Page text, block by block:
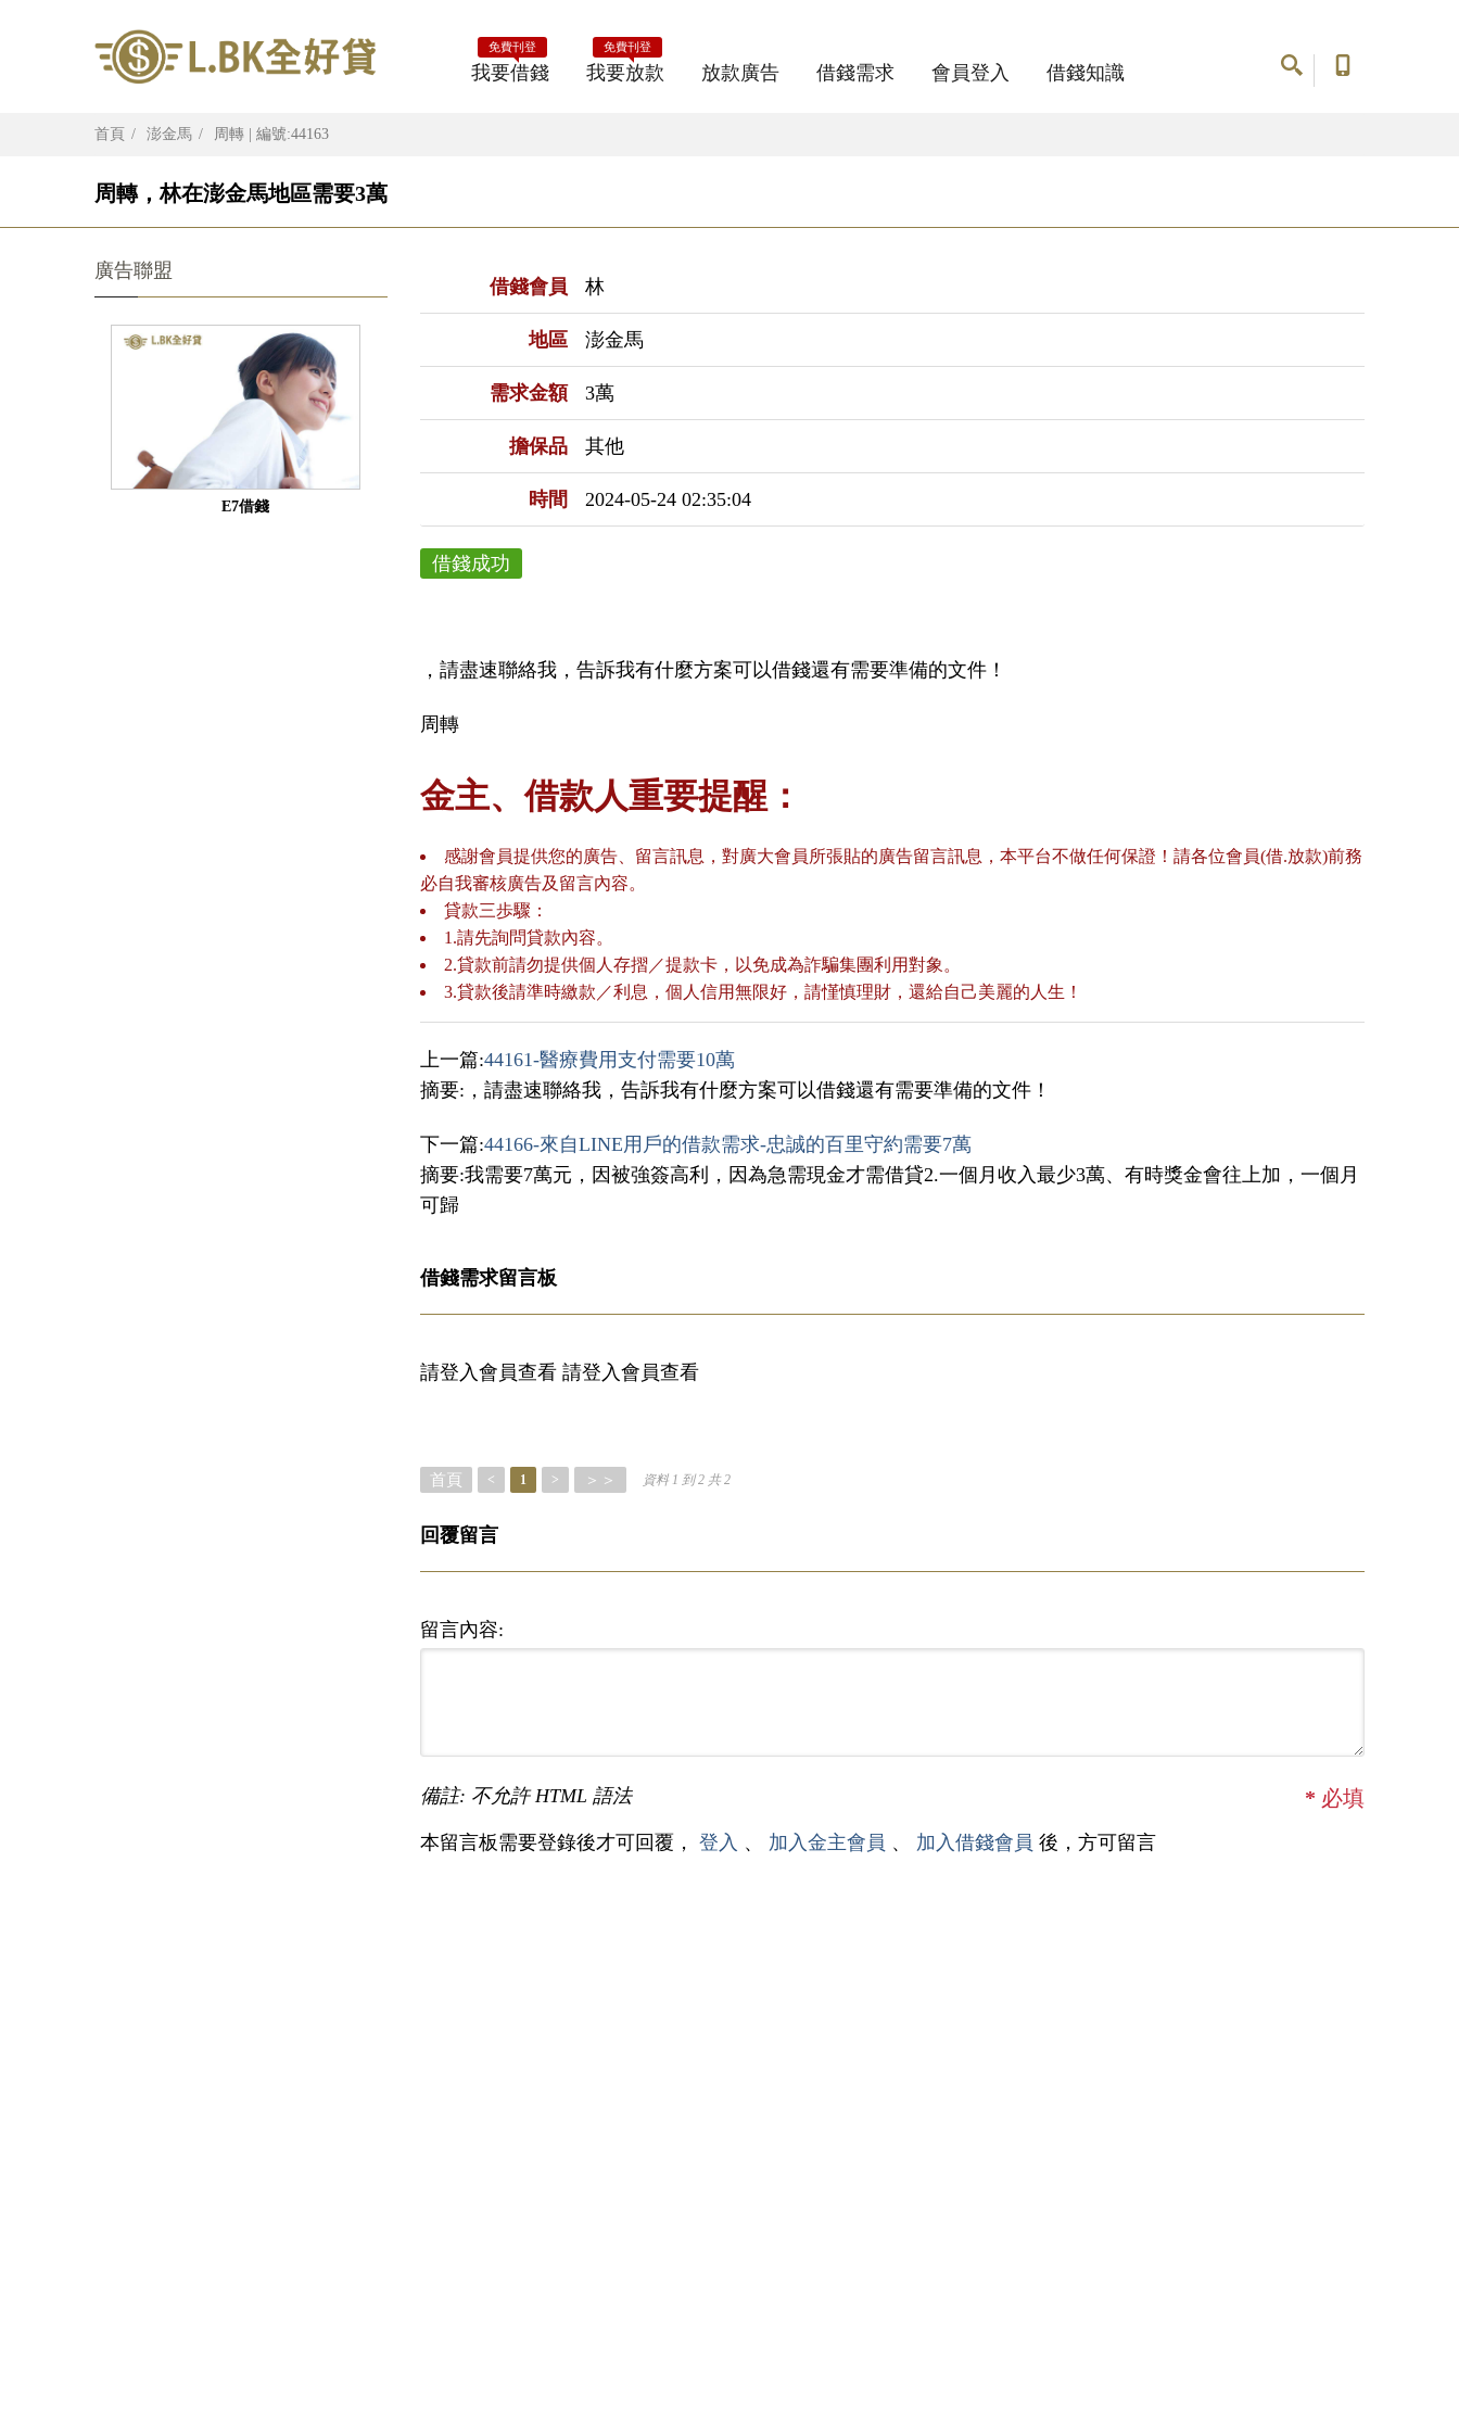
我要借錢
免費刊登
我要放款
免費刊登
放款廣告 借錢需求 會員登入 借錢知識
首頁 澎金馬 周轉 | 編號:44163
周轉，林在澎金馬地區需要3萬
借錢會員 林
地區 澎金馬
需求金額 3萬
擔保品 其他
時間 2024-05-24 02:35:04
借錢成功
，請盡速聯絡我，告訴我有什麼方案可以借錢還有需要準備的文件！
周轉
金主、借款人重要提醒：
感謝會員提供您的廣告、留言訊息，對廣大會員所張貼的廣告留言訊息，本平台不做任何保證！請各位會員(借.放款)前務
必自我審核廣告及留言內容。
貸款三歩驟：
1.請先詢問貸款內容。
2.貸款前請勿提供個人存摺／提款卡，以免成為詐騙集團利用對象。
3.貸款後請準時繳款／利息，個人信用無限好，請慬慎理財，還給自己美麗的人生！
上一篇:44161-醫療費用支付需要10萬
摘要:，請盡速聯絡我，告訴我有什麼方案可以借錢還有需要準備的文件！
下一篇:44166-來自LINE用戶的借款需求-忠誠的百里守約需要7萬
摘要:我需要7萬元，因被強簽高利，因為急需現金才需借貸2.一個月收入最少3萬、有時獎金會往上加，一個月
可歸
借錢需求留言板
請登入會員查看 請登入會員查看
首頁 < 1 > ＞＞ 資料 1 到 2 共 2
回覆留言
留言內容:
備註: 不允許 HTML 語法 * 必填
本留言板需要登錄後才可回覆， 登入 、 加入金主會員 、 加入借錢會員 後，方可留言
廣告聯盟
E7借錢